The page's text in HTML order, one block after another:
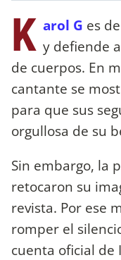
K arol G es
y defiende
de cuerpos. En
cantante se
para que sus
orgullosa de su
Sin embargo, la
retocaron su
revista. Por ese
romper el
cuenta oficial